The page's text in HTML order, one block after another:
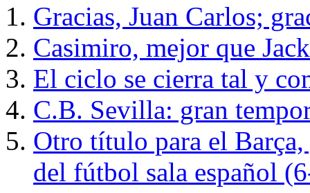
Gracias, Juan Carlos;
Casimiro, mejor que
El ciclo se cierra tal y
C.B. Sevilla: gran
Otro título para el
del fútbol sala español